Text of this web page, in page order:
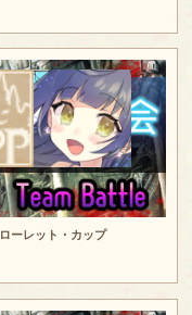
ローレット・カップ